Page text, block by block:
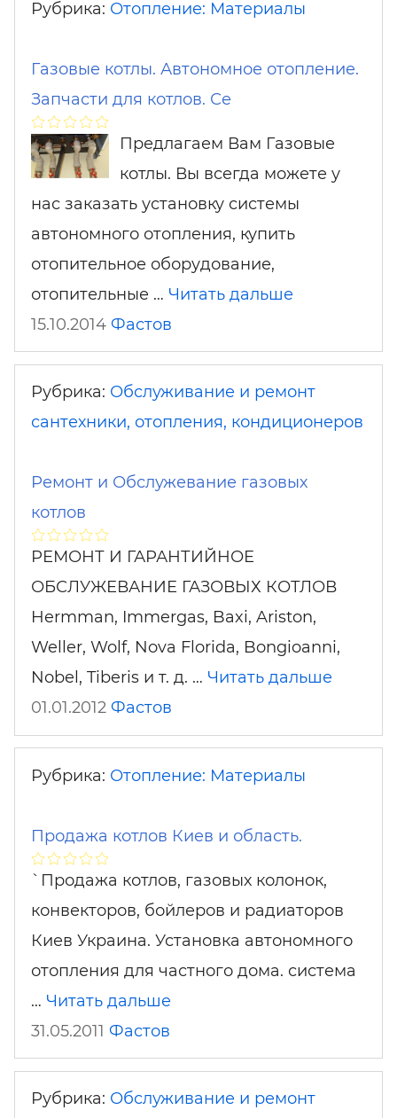
Рубрика: Отопление: Материалы
Газовые котлы. Автономное отопление.
Запчасти для котлов. Се
Предлагаем Вам Газовые
котлы. Вы всегда можете у
нас заказать установку системы
автономного отопления, купить
отопительное оборудование,
отопительные … Читать дальше
15.10.2014 Фастов
Рубрика: Обслуживание и ремонт
сантехники, отопления, кондиционеров
Ремонт и Обслужевание газовых
котлов
РЕМОНТ И ГАРАНТИЙНОЕ
ОБСЛУЖЕВАНИЕ ГАЗОВЫХ КОТЛОВ
Hermman, Immergas, Baxi, Ariston,
Weller, Wolf, Nova Florida, Bongioanni,
Nobel, Tiberis и т. д. … Читать дальше
01.01.2012 Фастов
Рубрика: Отопление: Материалы
Продажа котлов Киев и область.
`Продажа котлов, газовых колонок,
конвекторов, бойлеров и радиаторов
Киев Украина. Установка автономного
отопления для частного дома. система
… Читать дальше
31.05.2011 Фастов
Рубрика: Обслуживание и ремонт